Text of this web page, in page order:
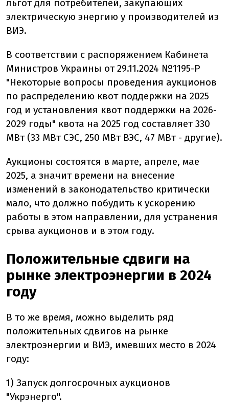
льгот для потребителей, закупающих
электрическую энергию у производителей из
ВИЭ.
В соответствии с распоряжением Кабинета
Министров Украины от 29.11.2024 №1195-Р
"Некоторые вопросы проведения аукционов
по распределению квот поддержки на 2025
год и установления квот поддержки на 2026-
2029 годы" квота на 2025 год составляет 330
МВт (33 МВт СЭС, 250 МВт ВЭС, 47 МВт - другие).
Аукционы состоятся в марте, апреле, мае
2025, а значит времени на внесение
изменений в законодательство критически
мало, что должно побудить к ускорению
работы в этом направлении, для устранения
срыва аукционов и в этом году.
Положительные сдвиги на
рынке электроэнергии в 2024
году
В то же время, можно выделить ряд
положительных сдвигов на рынке
электроэнергии и ВИЭ, имевших место в 2024
году:
1) Запуск долгосрочных аукционов
"Укрэнерго".